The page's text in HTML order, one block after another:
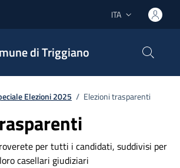
Lingua attiva:
ITA
di Triggiano
Elezioni 2025 / Elezioni trasparenti
per tutti i candidati, suddivisi per
casellari giudiziari